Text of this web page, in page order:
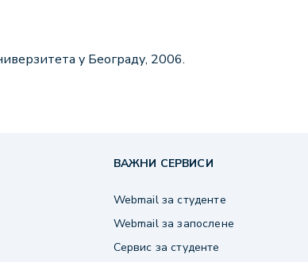
у Београду, 2006.
ВАЖНИ СЕРВИСИ
Webmail за студенте
Webmail за запослене
Сервис за студенте